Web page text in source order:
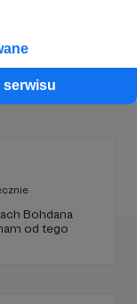
serwisu
Bohdana
od tego